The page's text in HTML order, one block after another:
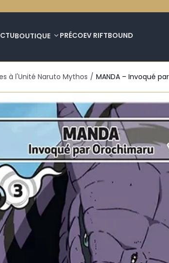
BOUTIQUE PRÉCOEV RIFTBOUND
à l'Unité Naruto Mythos / MANDA – Invoqué